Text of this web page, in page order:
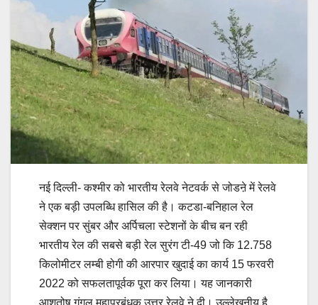
नई दिल्ली- कश्मीर को भारतीय रेलवे नेटवर्क से जोडऩे में रेलवे
ने एक बड़ी उपलब्धि हासिल की है। कटडा-बनिहाल रेल
सेक्शन पर सुंबर और अर्पिचला स्टेशनों के बीच बन रही
भारतीय रेल की सबसे बड़ी रेल सुरंग टी-49 जो कि 12.758
किलोमीटर लम्बी होगी की आरपार खुदाई का कार्य 15 फरवरी
2022 को सफलतापूर्वक पूरा कर लिया। यह जानकारी